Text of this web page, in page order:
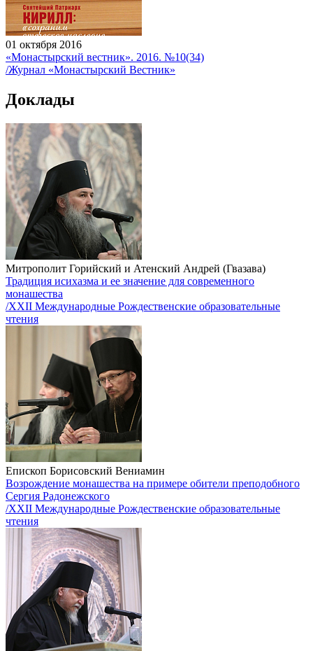
01 октября 2016
«Монастырский вестник». 2016. №10(34)
/Журнал «Монастырский Вестник»
Доклады
Митрополит Горийский и Атенский Андрей (Гвазава)
Традиция исихазма и ее значение для современного
монашества
/XXII Международные Рождественские образовательные
чтения
Епископ Борисовский Вениамин
Возрождение монашества на примере обители преподобного
Сергия Радонежского
/XXII Международные Рождественские образовательные
чтения